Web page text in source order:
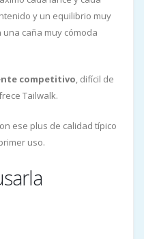
y un equilibrio muy
caña muy cómoda
competitivo, difícil de
Tailwalk.
ese plus de calidad típico
uso.